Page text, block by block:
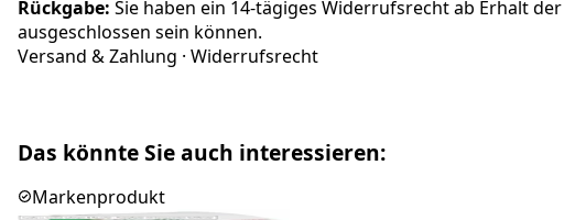
Rückgabe: Sie haben ein 14-tägiges Widerrufsrecht ab Erhalt
ausgeschlossen sein können.
Versand & Zahlung · Widerrufsrecht
Das könnte Sie auch interessieren:
Markenprodukt